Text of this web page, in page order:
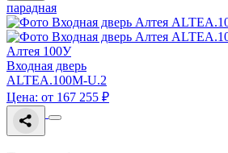
парадная
Алтея 100У
Входная дверь
ALTEA.100M-U.2
Цена: от 167 255 ₽